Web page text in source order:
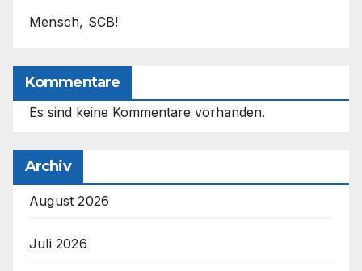
Mensch, SCB!
Kommentare
Es sind keine Kommentare vorhanden.
Archiv
August 2026
Juli 2026